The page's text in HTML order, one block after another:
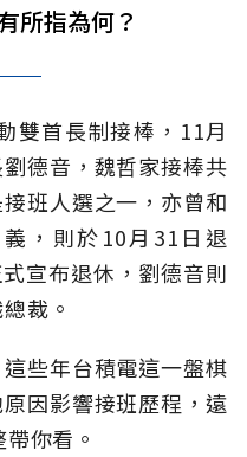
所指為何？
雙首長制接棒，11月
德音，魏哲家接棒共
班人選之一，亦曾和
，則於10月31日退
宣布退休，劉德音則
裁。
些年台積電這一盤棋
因影響接班歷程，遠
你看。